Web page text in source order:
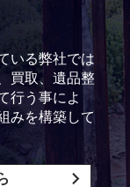
いる弊社では
買取、遺品整
行う事によ
みを構築して